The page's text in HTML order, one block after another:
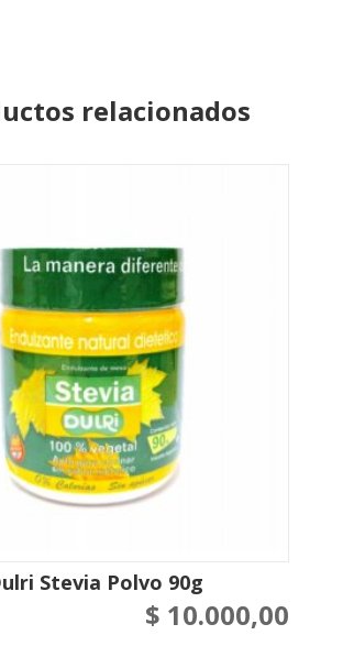
relacionados
Stevia Polvo 90g
$ 10.000,00